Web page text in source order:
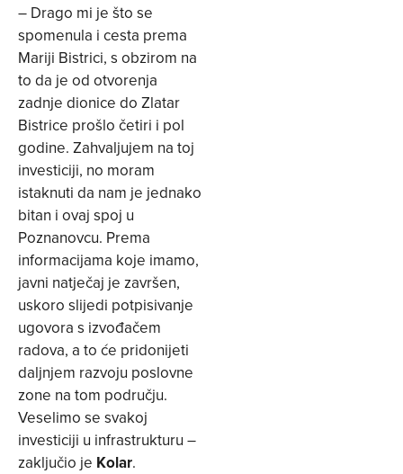
– Drago mi je što se
spomenula i cesta prema
Mariji Bistrici, s obzirom na
to da je od otvorenja
zadnje dionice do Zlatar
Bistrice prošlo četiri i pol
godine. Zahvaljujem na toj
investiciji, no moram
istaknuti da nam je jednako
bitan i ovaj spoj u
Poznanovcu. Prema
informacijama koje imamo,
javni natječaj je završen,
uskoro slijedi potpisivanje
ugovora s izvođačem
radova, a to će pridonijeti
daljnjem razvoju poslovne
zone na tom području.
Veselimo se svakoj
investiciji u infrastrukturu –
zaključio je Kolar.